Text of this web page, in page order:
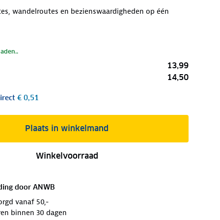
wandelroutes en bezienswaardigheden op één
13,99
14,50
€ 0,51
Plaats in winkelmand
Winkelvoorraad
door ANWB
vanaf 50,-
binnen 30 dagen